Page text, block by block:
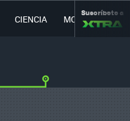
CIENCIA MOVILIDAD
Suscríbete a